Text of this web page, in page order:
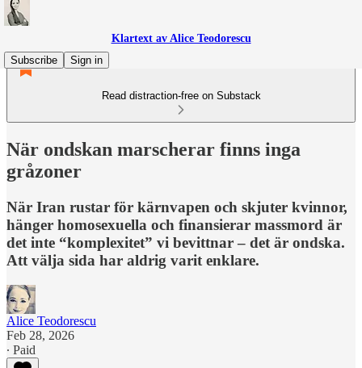
Klartext av Alice Teodorescu
Subscribe
Sign in
Read distraction-free on Substack
När ondskan marscherar finns inga
gråzoner
När Iran rustar för kärnvapen och skjuter kvinnor,
hänger homosexuella och finansierar massmord är
det inte “komplexitet” vi bevittnar – det är ondska.
Att välja sida har aldrig varit enklare.
Alice Teodorescu
Feb 28, 2026
∙ Paid